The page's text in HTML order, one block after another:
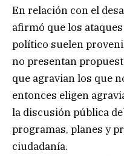
En relación con el
afirmó que los
político suelen
no presentan
que agravian los que
entonces eligen
la discusión pública
programas, planes y
ciudadanía.